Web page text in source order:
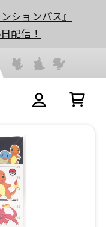
ションパス』
配信！